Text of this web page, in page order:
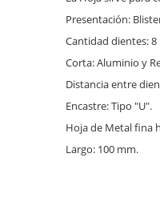
Presentación:
Cantidad dientes:
Corta: Aluminio y
Distancia entre
Encastre: Tipo "U".
Hoja de Metal fina
Largo: 100 mm.